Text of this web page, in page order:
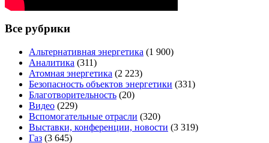
Все рубрики
Альтернативная энергетика (1 900)
Аналитика (311)
Атомная энергетика (2 223)
Безопасность объектов энергетики (331)
Благотворительность (20)
Видео (229)
Вспомогательные отрасли (320)
Выставки, конференции, новости (3 319)
Газ (3 645)